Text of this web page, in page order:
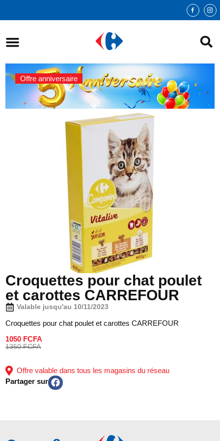
Offre anniversaire
Croquettes pour chat poulet
et carottes CARREFOUR
Valable jusqu'au 10/11/2023
Croquettes pour chat poulet et carottes CARREFOUR
1050 FCFA
1350 FCFA
Offre valable dans tous les magasins du réseau
Partager sur